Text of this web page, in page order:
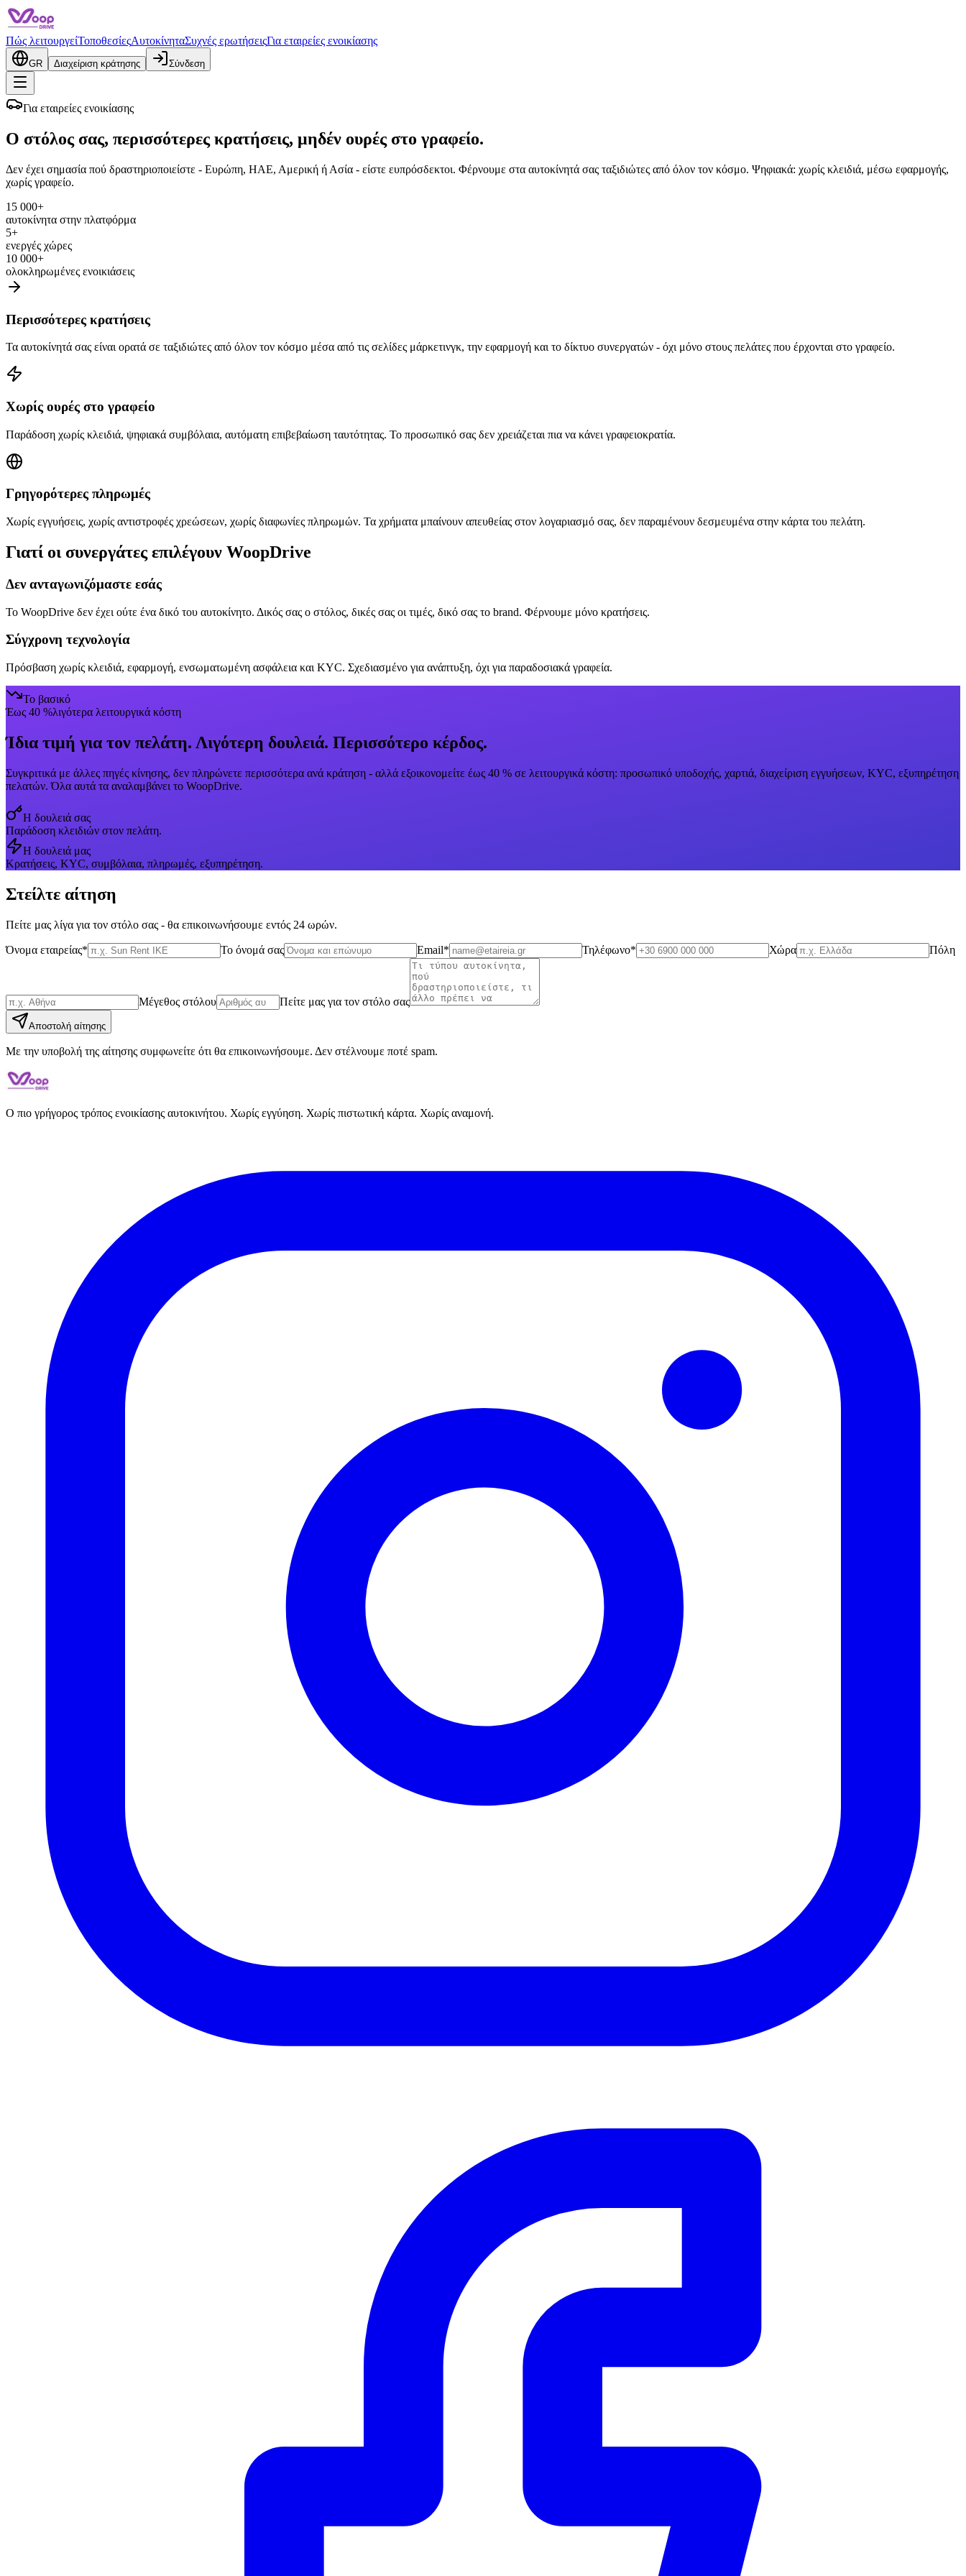
Πώς λειτουργείΤοποθεσίεςΑυτοκίνηταΣυχνές ερωτήσειςΓια εταιρείες ενοικίασης
GR Διαχείριση κράτησης Σύνδεση
Για εταιρείες ενοικίασης
Ο στόλος σας, περισσότερες κρατήσεις, μηδέν ουρές στο γραφείο.
Δεν έχει σημασία πού δραστηριοποιείστε - Ευρώπη, ΗΑΕ, Αμερική ή Ασία - είστε ευπρόσδεκτοι. Φέρνουμε στα αυτοκίνητά σας ταξιδιώτες από όλον τον κόσμο. Ψηφιακά: χωρίς κλειδιά, μέσω εφαρμογής,
χωρίς γραφείο.
15 000+
αυτοκίνητα στην πλατφόρμα
5+
ενεργές χώρες
10 000+
ολοκληρωμένες ενοικιάσεις
Περισσότερες κρατήσεις
Τα αυτοκίνητά σας είναι ορατά σε ταξιδιώτες από όλον τον κόσμο μέσα από τις σελίδες μάρκετινγκ, την εφαρμογή και το δίκτυο συνεργατών - όχι μόνο στους πελάτες που έρχονται στο γραφείο.
Χωρίς ουρές στο γραφείο
Παράδοση χωρίς κλειδιά, ψηφιακά συμβόλαια, αυτόματη επιβεβαίωση ταυτότητας. Το προσωπικό σας δεν χρειάζεται πια να κάνει γραφειοκρατία.
Γρηγορότερες πληρωμές
Χωρίς εγγυήσεις, χωρίς αντιστροφές χρεώσεων, χωρίς διαφωνίες πληρωμών. Τα χρήματα μπαίνουν απευθείας στον λογαριασμό σας, δεν παραμένουν δεσμευμένα στην κάρτα του πελάτη.
Γιατί οι συνεργάτες επιλέγουν WoopDrive
Δεν ανταγωνιζόμαστε εσάς
Το WoopDrive δεν έχει ούτε ένα δικό του αυτοκίνητο. Δικός σας ο στόλος, δικές σας οι τιμές, δικό σας το brand. Φέρνουμε μόνο κρατήσεις.
Σύγχρονη τεχνολογία
Πρόσβαση χωρίς κλειδιά, εφαρμογή, ενσωματωμένη ασφάλεια και KYC. Σχεδιασμένο για ανάπτυξη, όχι για παραδοσιακά γραφεία.
Το βασικό
Έως 40 %λιγότερα λειτουργικά κόστη
Ίδια τιμή για τον πελάτη. Λιγότερη δουλειά. Περισσότερο κέρδος.
Συγκριτικά με άλλες πηγές κίνησης, δεν πληρώνετε περισσότερα ανά κράτηση - αλλά εξοικονομείτε έως 40 % σε λειτουργικά κόστη: προσωπικό υποδοχής, χαρτιά, διαχείριση εγγυήσεων, KYC, εξυπηρέτηση
πελατών. Όλα αυτά τα αναλαμβάνει το WoopDrive.
Η δουλειά σας
Παράδοση κλειδιών στον πελάτη.
Η δουλειά μας
Κρατήσεις, KYC, συμβόλαια, πληρωμές, εξυπηρέτηση.
Στείλτε αίτηση
Πείτε μας λίγα για τον στόλο σας - θα επικοινωνήσουμε εντός 24 ωρών.
Όνομα εταιρείας* Το όνομά σας Email* Τηλέφωνο* Χώρα Πόλη
Μέγεθος στόλου Πείτε μας για τον στόλο σας
Αποστολή αίτησης
Με την υποβολή της αίτησης συμφωνείτε ότι θα επικοινωνήσουμε. Δεν στέλνουμε ποτέ spam.
Ο πιο γρήγορος τρόπος ενοικίασης αυτοκινήτου. Χωρίς εγγύηση. Χωρίς πιστωτική κάρτα. Χωρίς αναμονή.